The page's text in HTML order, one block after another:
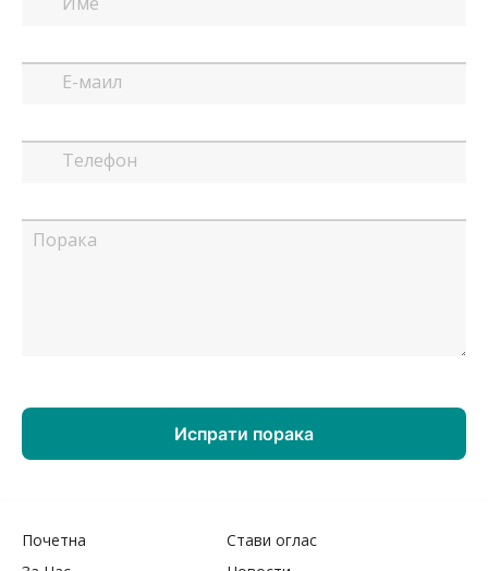
Почетна
Стави оглас